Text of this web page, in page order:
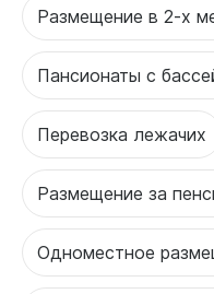
Размещение в 2-х
Пансионаты с
Перевозка лежачих
Размещение за
Одноместное